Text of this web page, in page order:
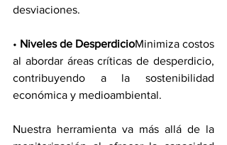
desviaciones.
• Niveles de DesperdicioMinimiza costos
al abordar áreas críticas de desperdicio,
contribuyendo a la sostenibilidad
económica y medioambiental.
Nuestra herramienta va más allá de la